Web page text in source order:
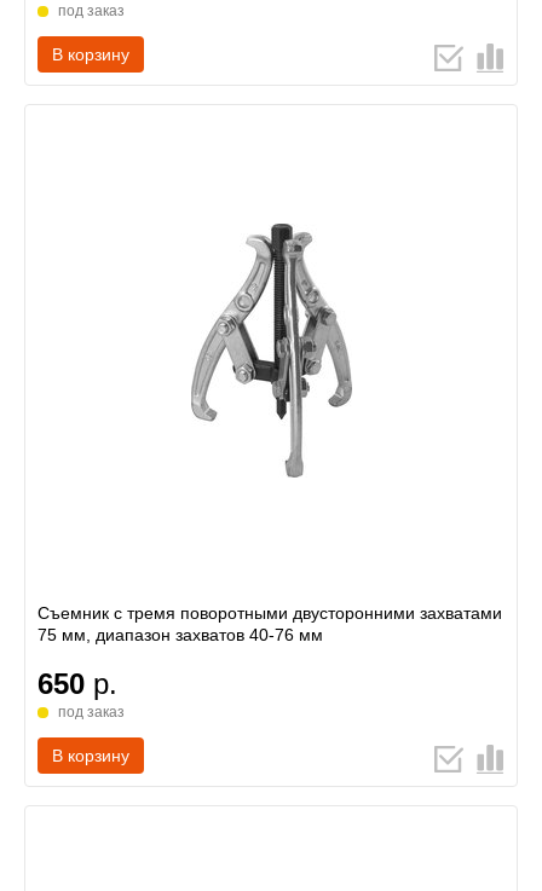
под заказ
В корзину
Съемник с тремя поворотными двусторонними захватами
75 мм, диапазон захватов 40-76 мм
650 р.
под заказ
В корзину